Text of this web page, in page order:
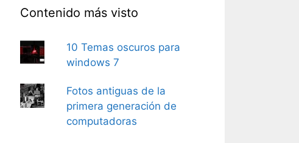
Contenido más visto
10 Temas oscuros para
windows 7
Fotos antiguas de la
primera generación de
computadoras